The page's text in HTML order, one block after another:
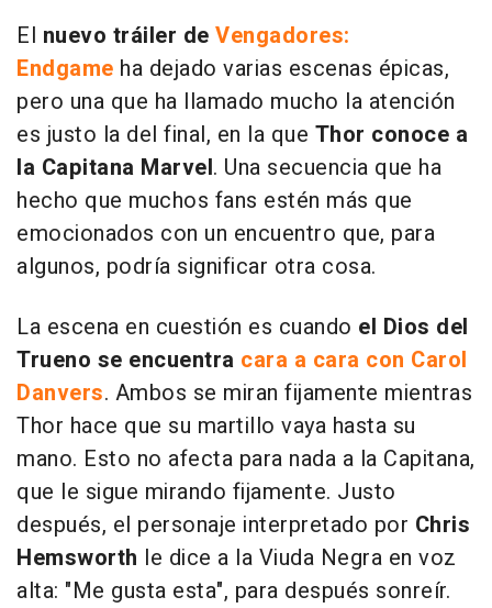
El nuevo tráiler de Vengadores:
Endgame ha dejado varias escenas épicas,
pero una que ha llamado mucho la atención
es justo la del final, en la que Thor conoce a
la Capitana Marvel. Una secuencia que ha
hecho que muchos fans estén más que
emocionados con un encuentro que, para
algunos, podría significar otra cosa.
La escena en cuestión es cuando el Dios del
Trueno se encuentra cara a cara con Carol
Danvers. Ambos se miran fijamente mientras
Thor hace que su martillo vaya hasta su
mano. Esto no afecta para nada a la Capitana,
que le sigue mirando fijamente. Justo
después, el personaje interpretado por Chris
Hemsworth le dice a la Viuda Negra en voz
alta: "Me gusta esta", para después sonreír.